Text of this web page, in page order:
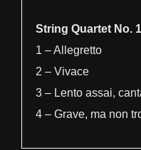
String Quartet No.
1 – Allegretto
2 – Vivace
3 – Lento assai,
4 – Grave, ma non